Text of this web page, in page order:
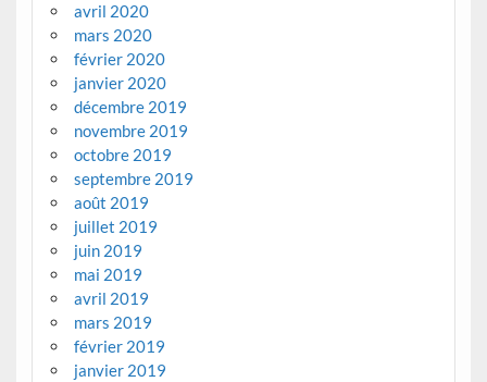
avril 2020
mars 2020
février 2020
janvier 2020
décembre 2019
novembre 2019
octobre 2019
septembre 2019
août 2019
juillet 2019
juin 2019
mai 2019
avril 2019
mars 2019
février 2019
janvier 2019